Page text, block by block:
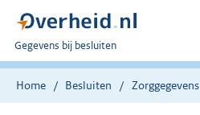
U
bent
nu
Gegevens bij besluiten
Home Besluiten Zorggegevens